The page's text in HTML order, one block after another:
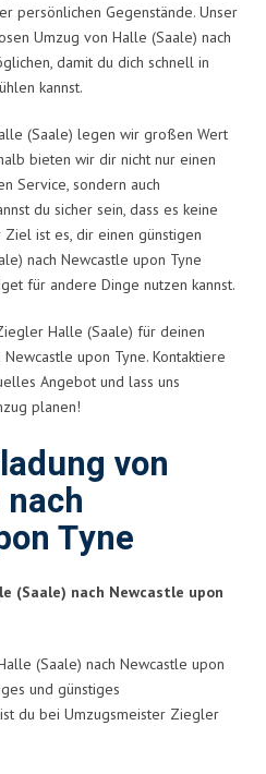
persönlichen Gegenstände. Unser
Umzug von Halle (Saale) nach
damit du dich schnell in
kannst.
(Saale) legen wir großen Wert
bieten wir dir nicht nur einen
Service, sondern auch
du sicher sein, dass es keine
ist es, dir einen günstigen
nach Newcastle upon Tyne
für andere Dinge nutzen kannst.
Halle (Saale) für deinen
upon Tyne. Kontaktiere
Angebot und lass uns
planen!
von
Tyne
(Saale) nach Newcastle upon
(Saale) nach Newcastle upon
und günstiges
du bei Umzugsmeister Ziegler